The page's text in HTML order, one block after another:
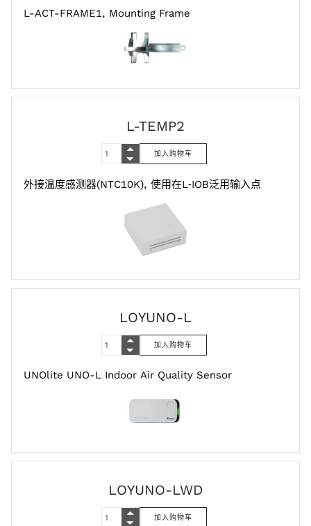
L-ACT-FRAME1, Mounting Frame
L-TEMP2
外接温度感测器(NTC10K), 使用在L‑IOB泛用输入点
LOYUNO-L
UNOlite UNO-L Indoor Air Quality Sensor
LOYUNO-LWD